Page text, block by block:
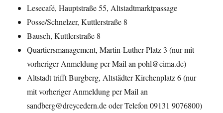
Lesecafé, Hauptstraße 55, Altstadtmarktpassage
Posse/Schnelzer, Kuttlerstraße 8
Bausch, Kuttlerstraße 8
Quartiersmanagement, Martin-Luther-Platz 3 (nur mit
vorheriger Anmeldung per Mail an pohl@cima.de)
Altstadt trifft Burgberg, Altstädter Kirchenplatz 6 (nur
mit vorheriger Anmeldung per Mail an
sandberg@dreycedern.de oder Telefon 09131 9076800)